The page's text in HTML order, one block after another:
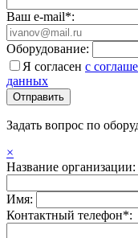
Ваш e-mail*:
Оборудование:
Я согласен с
данных
Задать вопрос по
×
Название организации:
Имя:
Контактный телефон*: